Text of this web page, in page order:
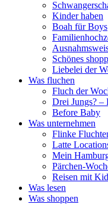
Kinder haben
Boah für Boys
Schönes
Liebelei der
Was fluchen
Fluch der
Drei Jungs? –
Before Baby
Was unternehmen
Flinke
Latte
Mein
Pärchen-
Reisen mit
Was lesen
Was shoppen